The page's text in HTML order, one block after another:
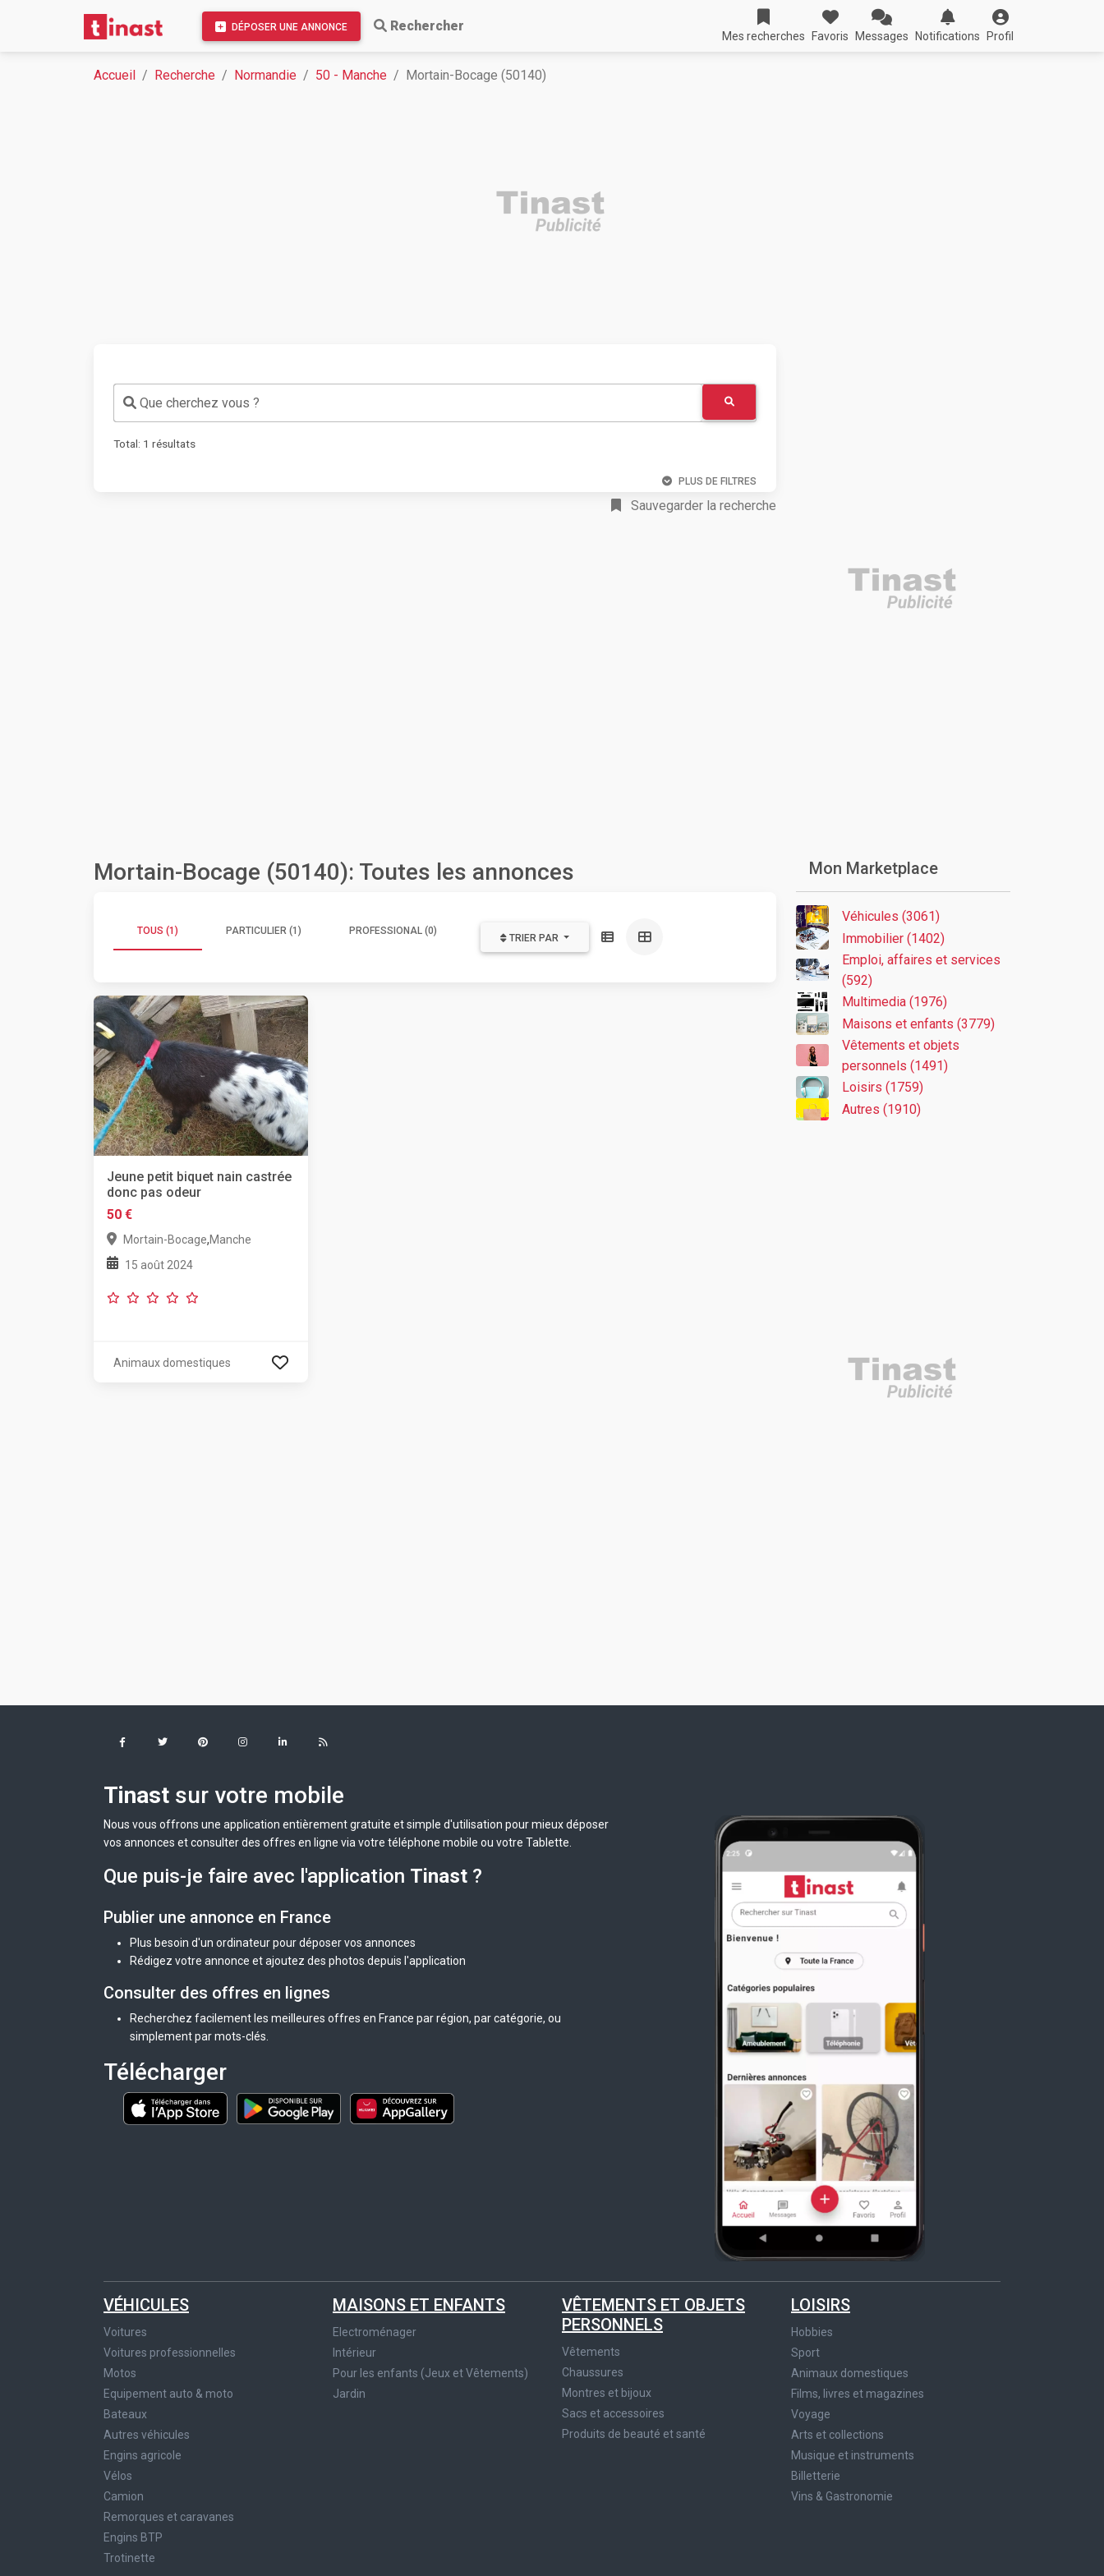
DÉPOSER UNE ANNONCE Rechercher
Mes recherches Favoris Messages Notifications Profil
Accueil Recherche Normandie 50 - Manche Mortain-Bocage (50140)
Que cherchez vous ?
Total: 1 résultats
PLUS DE FILTRES
Sauvegarder la recherche
Mortain-Bocage (50140): Toutes les annonces
TOUS (1) PARTICULIER (1) PROFESSIONAL (0)
TRIER PAR
Jeune petit biquet nain castrée
donc pas odeur
50 €
Mortain-Bocage,Manche
15 août 2024
Animaux domestiques
Mon Marketplace
Véhicules (3061)
Immobilier (1402)
Emploi, affaires et services
(592)
Multimedia (1976)
Maisons et enfants (3779)
Vêtements et objets
personnels (1491)
Loisirs (1759)
Autres (1910)
Tinast sur votre mobile
Nous vous offrons une application entièrement gratuite et simple d'utilisation pour mieux déposer
vos annonces et consulter des offres en ligne via votre téléphone mobile ou votre Tablette.
Que puis-je faire avec l'application Tinast ?
Publier une annonce en France
Plus besoin d'un ordinateur pour déposer vos annonces
Rédigez votre annonce et ajoutez des photos depuis l'application
Consulter des offres en lignes
Recherchez facilement les meilleures offres en France par région, par catégorie, ou
simplement par mots-clés.
Télécharger
VÉHICULES
Voitures
Voitures professionnelles
Motos
Equipement auto & moto
Bateaux
Autres véhicules
Engins agricole
Vélos
Camion
Remorques et caravanes
Engins BTP
Trotinette
MAISONS ET ENFANTS
Electroménager
Intérieur
Pour les enfants (Jeux et Vêtements)
Jardin
VÊTEMENTS ET OBJETS
PERSONNELS
Vêtements
Chaussures
Montres et bijoux
Sacs et accessoires
Produits de beauté et santé
LOISIRS
Hobbies
Sport
Animaux domestiques
Films, livres et magazines
Voyage
Arts et collections
Musique et instruments
Billetterie
Vins & Gastronomie